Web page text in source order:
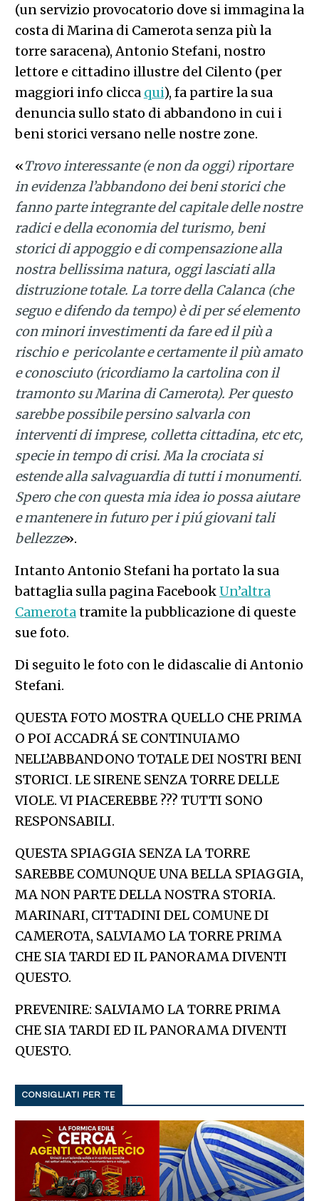
(un servizio provocatorio dove si immagina la
costa di Marina di Camerota senza più la
torre saracena), Antonio Stefani, nostro
lettore e cittadino illustre del Cilento (per
maggiori info clicca qui), fa partire la sua
denuncia sullo stato di abbandono in cui i
beni storici versano nelle nostre zone.
«Trovo interessante (e non da oggi) riportare
in evidenza l’abbandono dei beni storici che
fanno parte integrante del capitale delle nostre
radici e della economia del turismo, beni
storici di appoggio e di compensazione alla
nostra bellissima natura, oggi lasciati alla
distruzione totale. La torre della Calanca (che
seguo e difendo da tempo) è di per sé elemento
con minori investimenti da fare ed il più a
rischio e pericolante e certamente il più amato
e conosciuto (ricordiamo la cartolina con il
tramonto su Marina di Camerota). Per questo
sarebbe possibile persino salvarla con
interventi di imprese, colletta cittadina, etc etc,
specie in tempo di crisi. Ma la crociata si
estende alla salvaguardia di tutti i monumenti.
Spero che con questa mia idea io possa aiutare
e mantenere in futuro per i piú giovani tali
bellezze».
Intanto Antonio Stefani ha portato la sua
battaglia sulla pagina FacebookUn’altra
Camerotatramite la pubblicazione di queste
sue foto.
Di seguito le foto con le didascalie di Antonio
Stefani.
QUESTA FOTO MOSTRA QUELLO CHE PRIMA
O POI ACCADRÁ SE CONTINUIAMO
NELL’ABBANDONO TOTALE DEI NOSTRI BENI
STORICI. LE SIRENE SENZA TORRE DELLE
VIOLE. VI PIACEREBBE ??? TUTTI SONO
RESPONSABILI.
QUESTA SPIAGGIA SENZA LA TORRE
SAREBBE COMUNQUE UNA BELLA SPIAGGIA,
MA NON PARTE DELLA NOSTRA STORIA.
MARINARI, CITTADINI DEL COMUNE DI
CAMEROTA, SALVIAMO LA TORRE PRIMA
CHE SIA TARDI ED IL PANORAMA DIVENTI
QUESTO.
PREVENIRE: SALVIAMO LA TORRE PRIMA
CHE SIA TARDI ED IL PANORAMA DIVENTI
QUESTO.
CONSIGLIATI PER TE